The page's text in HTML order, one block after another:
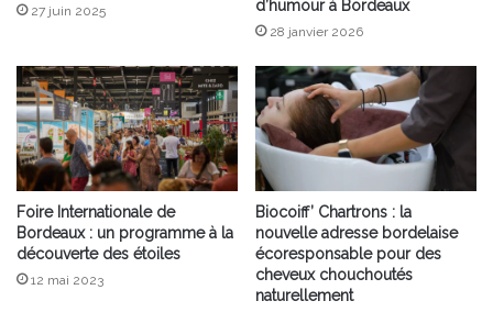
27 juin 2025 d’humour à Bordeaux
28 janvier 2026
Foire Internationale de
Bordeaux : un programme à la
découverte des étoiles
12 mai 2023
Biocoiff’ Chartrons : la
nouvelle adresse bordelaise
écoresponsable pour des
cheveux chouchoutés
naturellement